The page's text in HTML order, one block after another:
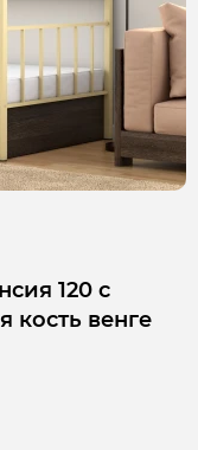
120 с
кость венге